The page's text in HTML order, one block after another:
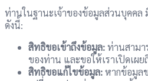
ท่านในฐานะเจ้าของข้อมูลส่วนบุคคล
ดังนี้:
สิทธิขอเข้าถึงข้อมูล:ท่านสามา
ของท่าน และขอให้เราเปิดเผย
สิทธิขอแก้ไขข้อมูล:หากข้อมูล